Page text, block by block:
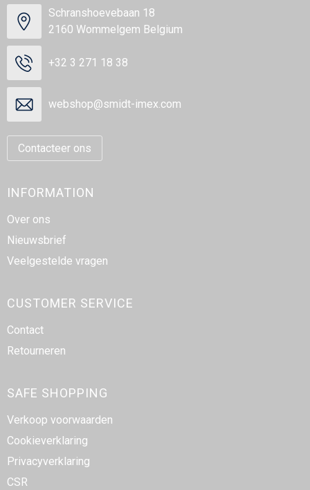
Schranshoevebaan 18
2160 Wommelgem Belgium
+32 3 271 18 38
webshop@smidt-imex.com
Contacteer ons
INFORMATION
Over ons
Nieuwsbrief
Veelgestelde vragen
CUSTOMER SERVICE
Contact
Retourneren
SAFE SHOPPING
Verkoop voorwaarden
Cookieverklaring
Privacyverklaring
CSR